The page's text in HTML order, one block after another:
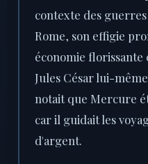
contexte des
Rome, son effigie
économie florissante
Jules César lui-
notait que Mercure
car il guidait les
d'argent.